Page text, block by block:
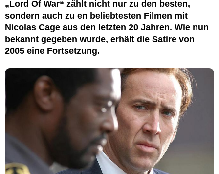
„Lord Of War“ zählt nicht nur zu den besten,
sondern auch zu en beliebtesten Filmen mit
Nicolas Cage aus den letzten 20 Jahren. Wie nun
bekannt gegeben wurde, erhält die Satire von
2005 eine Fortsetzung.